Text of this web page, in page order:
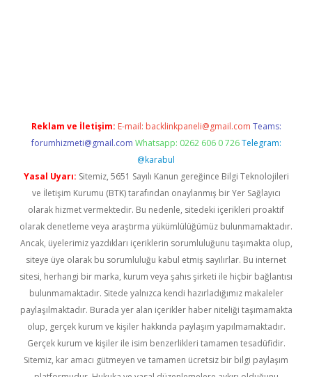
Reklam ve İletişim: E-mail: backlinkpaneli@gmail.com Teams:
forumhizmeti@gmail.com Whatsapp: 0262 606 0 726 Telegram:
@karabul
Yasal Uyarı: Sitemiz, 5651 Sayılı Kanun gereğince Bilgi Teknolojileri
ve İletişim Kurumu (BTK) tarafından onaylanmış bir Yer Sağlayıcı
olarak hizmet vermektedir. Bu nedenle, sitedeki içerikleri proaktif
olarak denetleme veya araştırma yükümlülüğümüz bulunmamaktadır.
Ancak, üyelerimiz yazdıkları içeriklerin sorumluluğunu taşımakta olup,
siteye üye olarak bu sorumluluğu kabul etmiş sayılırlar. Bu internet
sitesi, herhangi bir marka, kurum veya şahıs şirketi ile hiçbir bağlantısı
bulunmamaktadır. Sitede yalnızca kendi hazırladığımız makaleler
paylaşılmaktadır. Burada yer alan içerikler haber niteliği taşımamakta
olup, gerçek kurum ve kişiler hakkında paylaşım yapılmamaktadır.
Gerçek kurum ve kişiler ile isim benzerlikleri tamamen tesadüfidir.
Sitemiz, kar amacı gütmeyen ve tamamen ücretsiz bir bilgi paylaşım